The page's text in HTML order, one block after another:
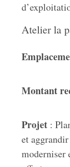
Atelier la
Montant
Projet :
et
moderniser